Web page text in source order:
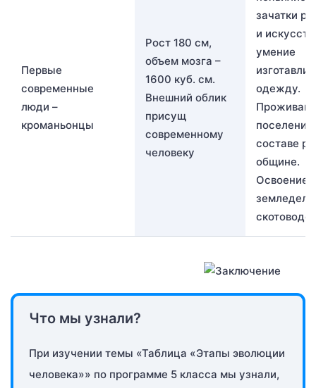
Первые
современные
люди –
кроманьонцы
Рост 180 см,
объем мозга –
1600 куб. см.
Внешний облик
присущ
современному
человеку
зачатки
и
умение
одежду.
составе
общине.
Освоение
Что мы узнали?
При изучении темы «Таблица «Этапы эволюции
человека»» по программе 5 класса мы узнали,